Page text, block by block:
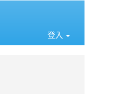
登入